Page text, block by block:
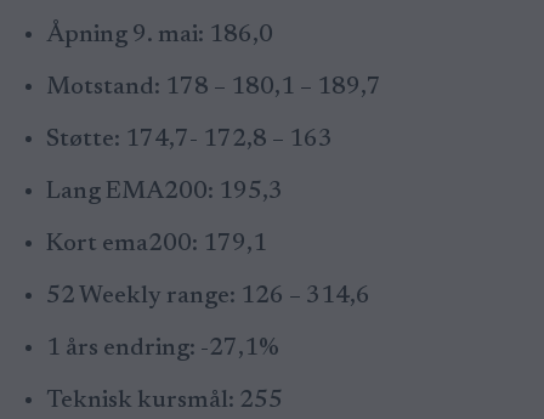
Åpning 9. mai: 186,0
Motstand: 178 – 180,1 – 189,7
Støtte: 174,7- 172,8 – 163
Lang EMA200: 195,3
Kort ema200: 179,1
52 Weekly range: 126 – 314,6
1 års endring: -27,1%
Teknisk kursmål: 255